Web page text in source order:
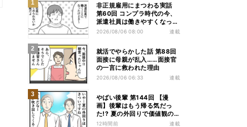
非正規雇用にまつわる実話
第60回 コンプラ時代の今、
派遣社員は働きやすくなっ
た?
2026/08/06 08:00 連載
就活でやらかした話 第88回
面接に母親が乱入……面接官
の一言に救われた理由
2026/08/06 06:33 連載
やばい後輩 第144回 【漫
画】後輩はもう帰る気だっ
た!? 夏の外回りで価値観の
違いを実感
12時間前 連載